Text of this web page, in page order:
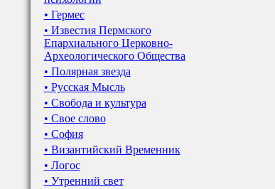
• Гермес
• Известия Пермского
Епархиального Церковно-
Археологического Общества
• Полярная звезда
• Русская Мысль
• Свобода и культура
• Свое слово
• София
• Византийский Временник
• Логос
• Утренний свет